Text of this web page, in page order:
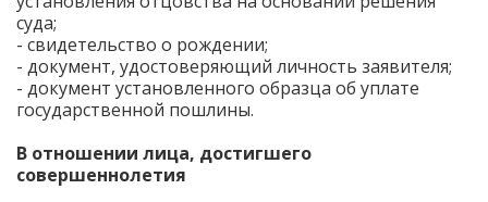
суда;
- свидетельство о рождении;
- документ, удостоверяющий личность заявителя;
- документ установленного образца об уплате
государственной пошлины.
В отношении лица, достигшего
совершеннолетия